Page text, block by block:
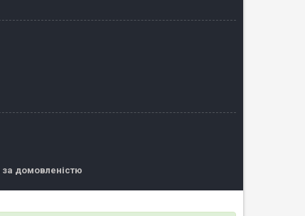
за домовленістю